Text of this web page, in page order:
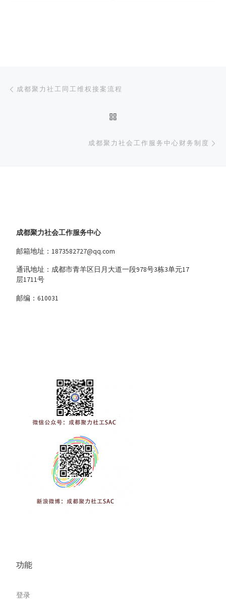
文章导航
成都聚力社工同工维权接案流程
成都聚力社会工作服务中心财务制度
成都聚力社会工作服务中心
邮箱地址：1873582727@qq.com
通讯地址：成都市青羊区日月大道一段978号3栋3单元17
层1711号
邮编：610031
功能
登录